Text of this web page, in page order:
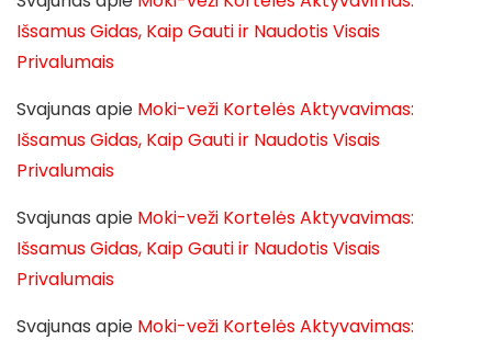
Išsamus Gidas, Kaip Gauti ir Naudotis Visais
Privalumais
Svajunas apie Moki-veži Kortelės Aktyvavimas:
Išsamus Gidas, Kaip Gauti ir Naudotis Visais
Privalumais
Svajunas apie Moki-veži Kortelės Aktyvavimas:
Išsamus Gidas, Kaip Gauti ir Naudotis Visais
Privalumais
Svajunas apie Moki-veži Kortelės Aktyvavimas: